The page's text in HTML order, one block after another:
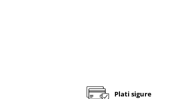
Plati sigure